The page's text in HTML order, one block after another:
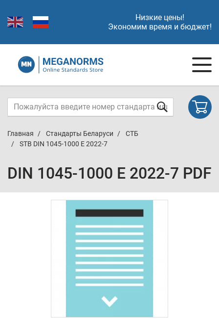
Низкие цены!
Экономим время и бюджет!
Главная Стандарты Беларуси
СТБ
STB DIN 1045-1000 E 2022-7
DIN 1045-1000 E 2022-7 PDF